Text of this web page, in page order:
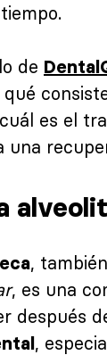
de
es el
una
,
, es una
después
,